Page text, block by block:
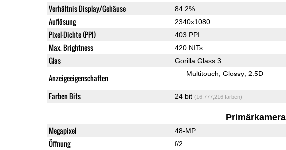
Verhältnis Display/Gehäuse 84.2%
Auflösung 2340x1080
Pixel-Dichte (PPI) 403 PPI
Max. Brightness 420 NITs
Glas Gorilla Glass 3
Anzeigeeigenschaften Multitouch Glossy 2.5D
Farben Bits 24 bit (16,777,216 farben)
Primärkamera
Megapixel 48-MP
Öffnung f/2